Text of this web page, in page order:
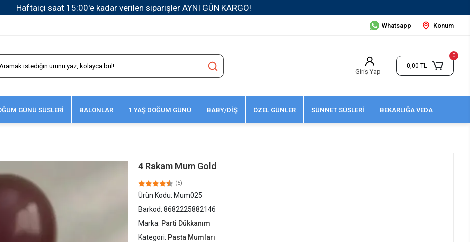
1500 TL ve Üzeri Kargo Ücretsiz!
Whatsapp Konum
Giriş Yap
0
0,00 TL
GÜNÜ SÜSLERİ BALONLAR 1 YAŞ DOĞUM GÜNÜ BABY/DİŞ ÖZEL GÜNLER SÜNNET SÜSLERİ BEKARLIĞA VEDA
4 Rakam Mum Gold
(5)
Ürün Kodu: Mum025
Barkod: 8682225882146
Marka: Parti Dükkanım
Kategori: Pasta Mumları